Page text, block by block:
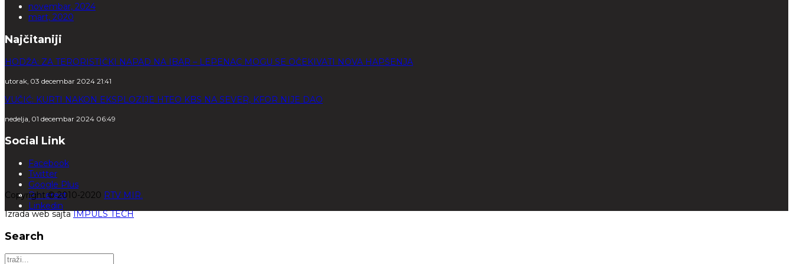
novembar, 2024
mart, 2020
Najčitaniji
HODŽA: ZA TERORISTIČKI NAPAD NA IBAR – LEPENAC MOGU SE OČEKIVATI NOVA HAPŠENJA
utorak, 03 decembar 2024 21:41
VUČIĆ: KURTI NAKON EKSPLOZIJE HTEO KBS NA SEVER, KFOR NIJE DAO
nedelja, 01 decembar 2024 06:49
Social Link
Facebook
Twitter
Google Plus
Pinterest
Linkedin
Copyright © 2010-2020 RTV MIR.
Izrada web sajtaIMPULS TECH
Search